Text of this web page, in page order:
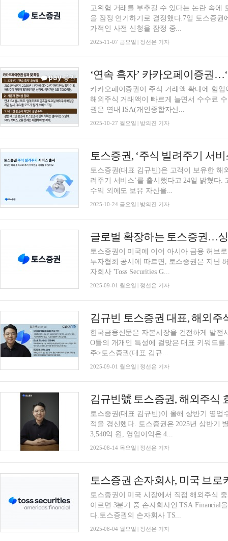
고위험 거래를 부추길 수 있다는 논란 속에
을 잠정 연기하기로 결정했다.7일 토스증
가적인 사전 신청을 잠정 중...
2025-11-07 금요일 | 정선은 기자
‘연속 흑자’ 카카오페이증권
카카오페이증권이 주식 거래액 확대에 힘
해외주식 거래액이 빠르게 늘면서 수수료
권은 연내 ISA(개인종합자산...
2025-10-27 월요일 | 방의진 기자
토스증권, ‘주식 빌려주기 서비
토스증권(대표 김규빈)은 고객이 보유한 해
려주기 서비스’를 출시했다고 24일 밝혔다
수익 외에도 보유 자산을...
2025-10-24 금요일 | 방의진 기자
글로벌 확장하는 토스증권…
토스증권이 미국에 이어 아시아 금융 허브
투자협회 공시에 따르면, 토스증권은 지난
자회사 'Toss Securities G...
2025-09-01 월요일 | 정선은 기자
한국금융신문은 자본시장을 건전하게 발전
O들의 개개인 특성에 걸맞은 대표 키워드
주>토스증권(대표 김규...
2025-09-01 월요일 | 정선은 기자
토스증권(대표 김규빈)이 올해 상반기 영업
적을 경신했다. 토스증권은 2025년 상반기
3,540억 원, 영업이익은 4...
2025-08-14 목요일 | 정선은 기자
토스증권이 미국 시장에서 직접 해외주식
이르면 3분기 중 손자회사인 TSA Financial
다.토스증권의 손자회사 TS...
2025-08-04 월요일 | 정선은 기자